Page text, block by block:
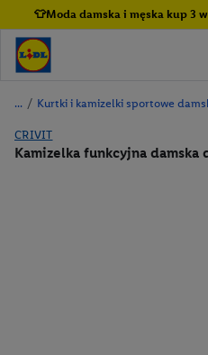
👕Moda damska i męska kup 3
/ Kurtki i kamizelki sportowe
CRIVIT
Kamizelka funkcyjna damska